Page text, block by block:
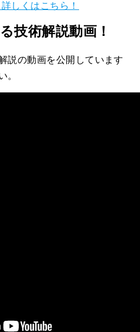
詳しくはこちら！
技術解説動画！
説の動画を公開しています
。